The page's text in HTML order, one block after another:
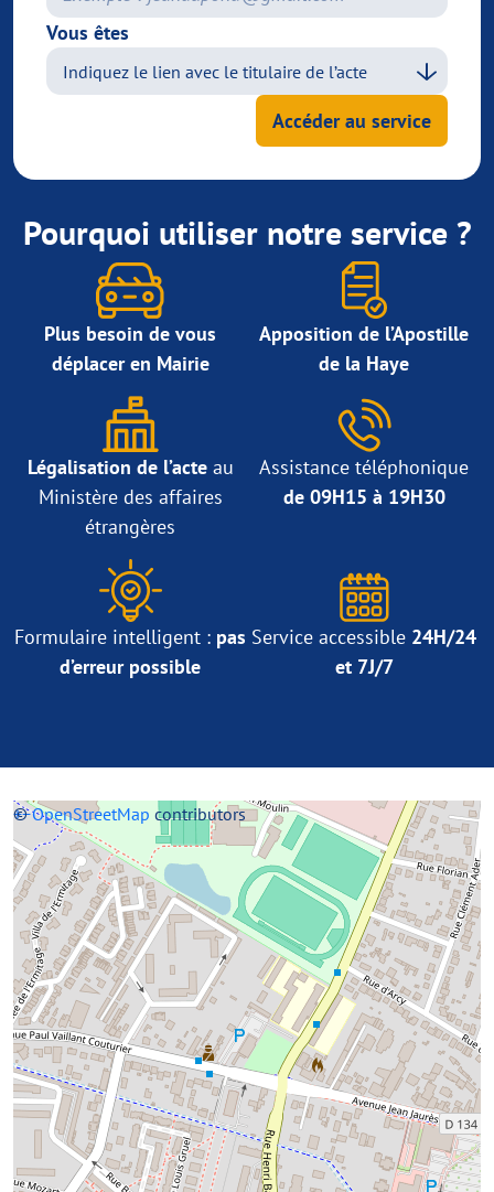
Vous êtes
Accéder au service
Pourquoi utiliser notre service ?
Plus besoin de vous
déplacer en Mairie
Apposition de l’Apostille
de la Haye
Légalisation de l’acteau
Ministère des affaires
étrangères
Assistance téléphonique
de 09H15 à 19H30
Formulaire intelligent : pas
d’erreur possible
Service accessible 24H/24
et 7J/7
+−
©OpenStreetMap contributors